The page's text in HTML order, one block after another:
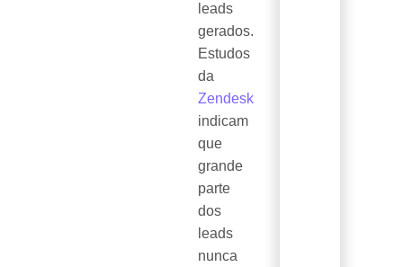
leads
gerados.
Estudos
da
Zendesk
indicam
que
grande
parte
dos
leads
nunca